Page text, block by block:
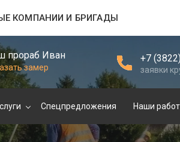
КОМПАНИИ И БРИГАДЫ
прораб Иван
замер
+7
заявки
Спецпредложения Наши